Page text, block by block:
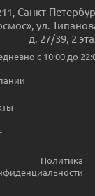
Санкт-
ул.
д. 27/39, 2
c 10:00 до
Политика